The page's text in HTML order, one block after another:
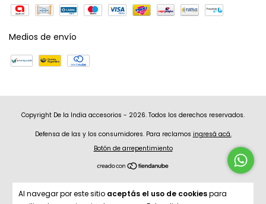
Al navegar por este sitio aceptás el uso de cookiespara
Medios de envío
Copyright De la India accesorios - 2026. Todos los derechos reservados.
Defensa de las y los consumidores. Para reclamos ingresá acá.
Botón de arrepentimiento